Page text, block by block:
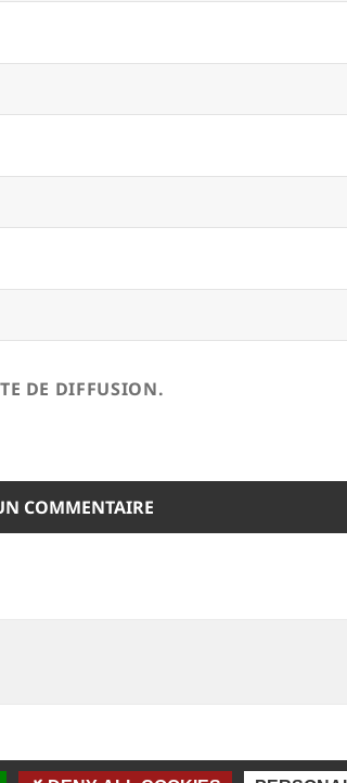
DE DIFFUSION.